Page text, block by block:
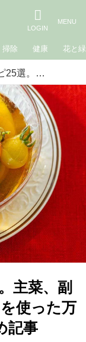
掃除 健康 花と緑
トマトの人気レシピ25選。主菜、副菜、スープまで！ トマトを使った万能レシピ集 ｜8月おすすめ記事
主菜、副
使った万
記事